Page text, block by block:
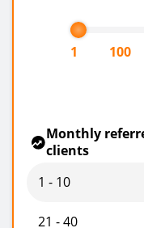
1 100
Monthly
clients
1 - 10
21 - 40